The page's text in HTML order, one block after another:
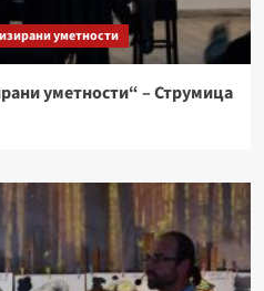
уметности
уметности“ – Струмица